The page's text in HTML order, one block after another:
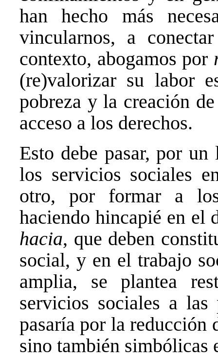
han hecho más
vincularnos, a
contexto, abogamos por
(re)valorizar su labor
pobreza y la creación
acceso a los derechos.
Esto debe pasar, por
los servicios sociales
otro, por formar a
haciendo hincapié en el
hacia, que deben
social, y en el trabajo
amplia, se plantea
servicios sociales a las
pasaría por la reducción
sino también simbólicas